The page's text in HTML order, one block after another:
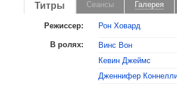
Титры Сеансы Галерея
Режиссер: Рон Ховард
В ролях: Винс Вон
Кевин Джеймс
Дженнифер